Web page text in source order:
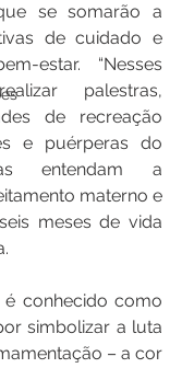
se somarão a
de cuidado e
estar. “Nesses
palestras,
de recreação
e puérperas do
entendam a
materno e
meses de vida
conhecido como
simbolizar a luta
– a cor